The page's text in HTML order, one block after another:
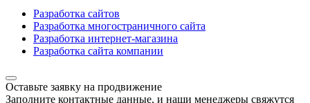
Разработка сайтов
Разработка многостраничного сайта
Разработка интернет-магазина
Разработка сайта компании
Оставьте заявку на продвижение
Заполните контактные данные, и наши менеджеры свяжутся